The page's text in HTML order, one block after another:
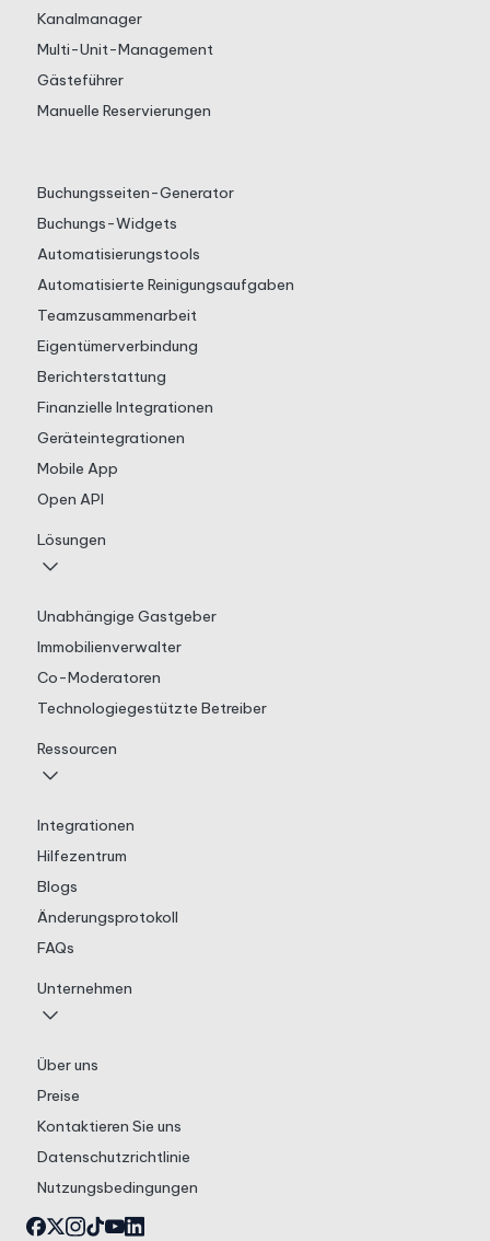
Kanalmanager
Multi-Unit-Management
Gästeführer
Manuelle Reservierungen
Buchungsseiten-Generator
Buchungs-Widgets
Automatisierungstools
Automatisierte Reinigungsaufgaben
Teamzusammenarbeit
Eigentümerverbindung
Berichterstattung
Finanzielle Integrationen
Geräteintegrationen
Mobile App
Open API
Lösungen
Unabhängige Gastgeber
Immobilienverwalter
Co-Moderatoren
Technologiegestützte Betreiber
Ressourcen
Integrationen
Hilfezentrum
Blogs
Änderungsprotokoll
FAQs
Unternehmen
Über uns
Preise
Kontaktieren Sie uns
Datenschutzrichtlinie
Nutzungsbedingungen